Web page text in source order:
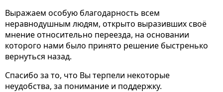
Выражаем особую благодарность всем
неравнодушным людям, открыто выразивших своё
мнение относительно переезда, на основании
которого нами было принято решение быстренько
вернуться назад.
Спасибо за то, что Вы терпели некоторые
неудобства, за понимание и поддержку.